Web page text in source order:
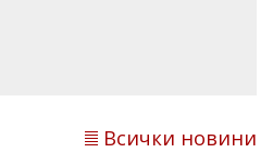
Всички новини